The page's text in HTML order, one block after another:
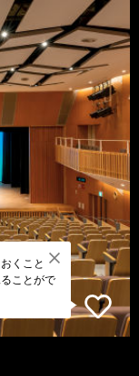
くこと
ことがで